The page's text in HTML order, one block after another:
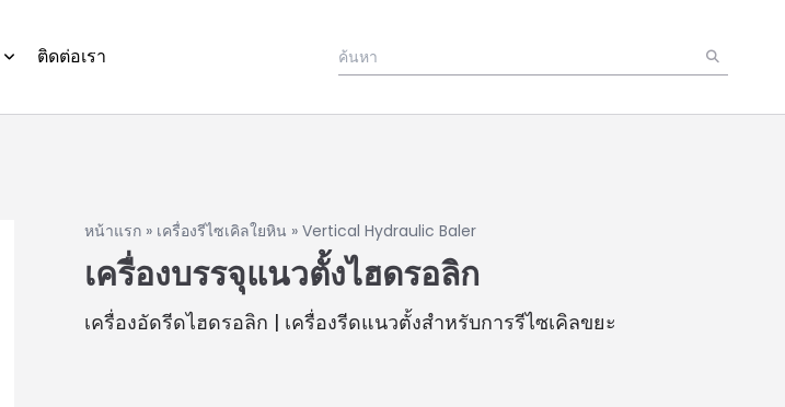
ติดต่อเรา
หน้าแรก » เครื่องรีไซเคิลใยหิน » Vertical Hydraulic Baler
เครื่องบรรจุแนวตั้งไฮดรอลิก
เครื่องอัดรีดไฮดรอลิก | เครื่องรีดแนวตั้งสำหรับการรีไซเคิลขยะ